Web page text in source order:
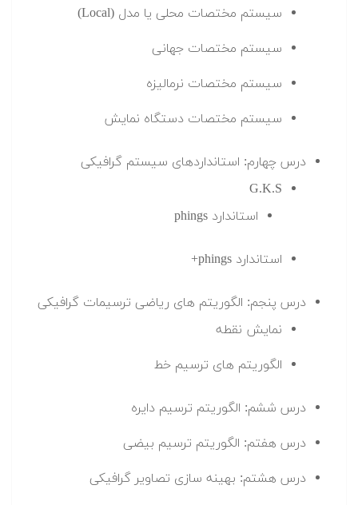
سیستم مختصات محلی یا مدل (Local)
سیستم مختصات جهانی
سیستم مختصات نرمالیزه
سیستم مختصات دستگاه نمایش
درس چهارم: استانداردهای سیستم گرافیکی
G.K.S
استاندارد phings
استاندارد phings+
درس پنجم: الگوریتم های ریاضی ترسیمات گرافیکی
نمایش نقطه
الگوریتم های ترسیم خط
درس ششم: الگوریتم ترسیم دایره
درس هفتم: الگوریتم ترسیم بیضی
درس هشتم: بهینه سازی تصاویر گرافیکی